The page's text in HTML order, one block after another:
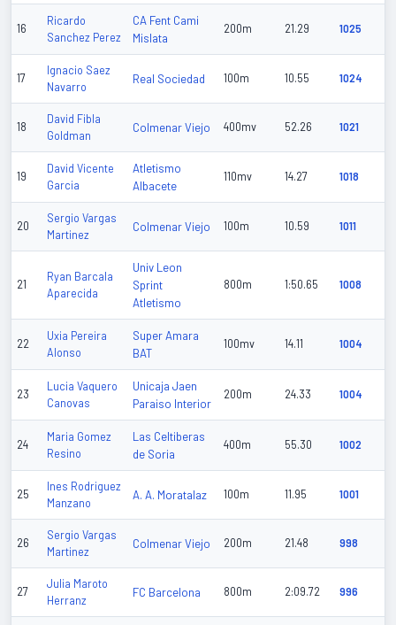
16
Ricardo
Sanchez Perez
CA Fent Cami
Mislata
200m 21.29 1025
17
Ignacio Saez
Navarro
Real Sociedad 100m 10.55 1024
18
David Fibla
Goldman
Colmenar Viejo 400mv 52.26 1021
19
David Vicente
Garcia
Atletismo
Albacete
110mv 14.27 1018
20
Sergio Vargas
Martinez
Colmenar Viejo 100m 10.59 1011
21
Ryan Barcala
Aparecida
Univ Leon
Sprint
Atletismo
800m 1:50.65 1008
22
Uxia Pereira
Alonso
Super Amara
BAT
100mv 14.11 1004
23
Lucia Vaquero
Canovas
Unicaja Jaen
Paraiso Interior
200m 24.33 1004
24
Maria Gomez
Resino
Las Celtiberas
de Soria
400m 55.30 1002
25
Ines Rodriguez
Manzano
A. A. Moratalaz 100m 11.95 1001
26
Sergio Vargas
Martinez
Colmenar Viejo 200m 21.48 998
27
Julia Maroto
Herranz
FC Barcelona 800m 2:09.72 996